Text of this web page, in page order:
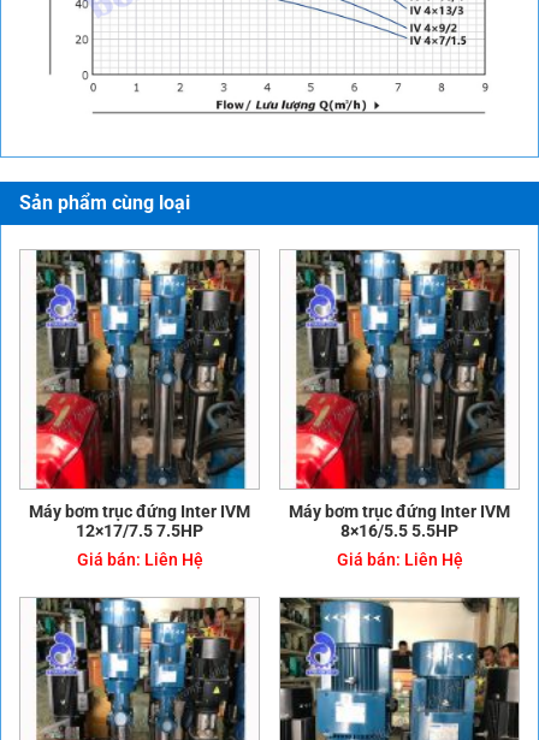
Sản phẩm cùng loại
Máy bơm trục đứng Inter IVM
12×17/7.5 7.5HP
Giá bán: Liên Hệ
Máy bơm trục đứng Inter IVM
8×16/5.5 5.5HP
Giá bán: Liên Hệ